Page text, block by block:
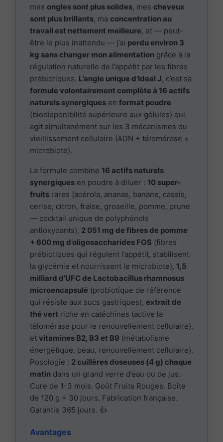
mes ongles sont plus solides, mes cheveux
sont plus brillants, ma concentration au
travail est nettement meilleure, et — peut-
être le plus inattendu — j’ai perdu environ 3
kg sans changer mon alimentation grâce à la
régulation naturelle de l’appétit par les fibres
prébiotiques. L’angle unique d’Ideal J, c’est sa
formule volontairement complète à 16 actifs
naturels synergiques en format poudre
(biodisponibilité supérieure aux gélules) qui
agit simultanément sur les 3 mécanismes du
vieillissement cellulaire (ADN + télomérase +
microbiote).
La formule combine 16 actifs naturels
synergiques en poudre à diluer : 10 super-
fruits rares (acérola, ananas, banane, cassis,
cerise, citron, fraise, groseille, pomme, prune
— cocktail unique de polyphénols
antioxydants), 2 051 mg de fibres de pomme
+ 600 mg d’oligosaccharides FOS (fibres
prébiotiques qui régulent l’appétit, stabilisent
la glycémie et nourrissent le microbiote), 1,5
milliard d’UFC de Lactobacillus rhamnosus
microencapsulé (probiotique de référence
qui résiste aux sucs gastriques), extrait de
thé vert riche en catéchines (active la
télomérase pour le renouvellement cellulaire),
et vitamines B2, B3 et B9 (métabolisme
énergétique, peau, renouvellement cellulaire).
Posologie : 2 cuillères doseuses (4 g) chaque
matin dans un grand verre d’eau ou de jus.
Cure de 1-3 mois. Goût Fruits Rouges. Boîte
de 120 g = 30 jours. Fabrication française.
Garantie 365 jours. 👍
Avantages